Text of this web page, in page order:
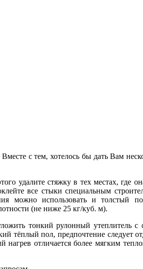
с тем, хотелось бы дать Вам
удалите стяжку в тех местах, где
все стыки специальным
можно использовать и толстый
(не ниже 25 кг/куб. м).
тонкий рулонный утеплитель
тёплый пол, предпочтение следует
отличается более мягким